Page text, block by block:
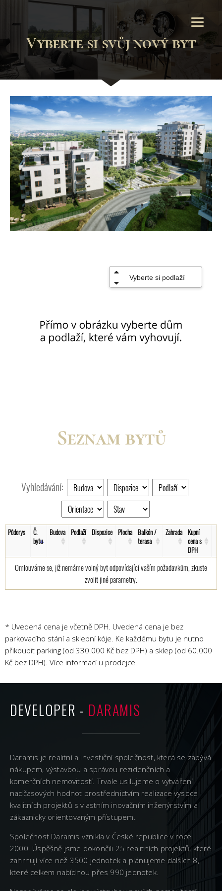
Vyberte si svůj nový byt
Seznam bytů
Vyhledávání:
Půdorys
Č.
bytu
Budova Podlaží Dispozice Plocha Balkón /
terasa
Zahrada Kupní
cena s
DPH
Omlouváme se, již nemáme volný byt odpovídající vaším požadavkům, zkuste
zvolit jiné parametry.
* Uvedená cena je včetně DPH. Uvedená cena je bez
parkovacího stání a sklepní kóje. Ke každému bytu je nutno
přikoupit parking (od 330.000 Kč bez DPH) a sklep (od 60.000
Kč bez DPH). Více informací u prodejce.
DEVELOPER - DARAMIS
Daramis je realitní a investiční společnost, která se zabývá
nákupem, výstavbou a správou rezidenčních a
komerčních nemovitostí. Trvale usilujeme o vytváření
nadčasových hodnot prostřednictvím realizace vysoce
kvalitních projektů s vlastním inovačním inženýrstvím a
zákaznicky orientovaným přístupem.
Společnost Daramis vznikla v České republice v roce
2000. Úspěšně jsme dokončili 25 realitních projektů, které
zahrnují více než 3500 jednotek a plánujeme dalších 8,
které celkem nabídnou přes 990 jednotek.